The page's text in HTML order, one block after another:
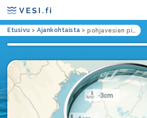
Etusivu > Ajankohtaista > pohjavesien pilaantuminen